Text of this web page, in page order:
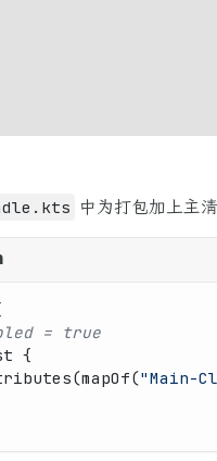
中为打包加上主
= true
{
"Main-